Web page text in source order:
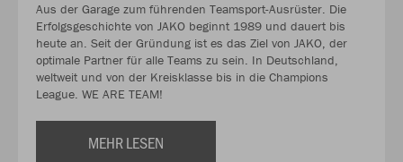
Aus der Garage zum führenden Teamsport-Ausrüster. Die
Erfolgsgeschichte von JAKO beginnt 1989 und dauert bis
heute an. Seit der Gründung ist es das Ziel von JAKO, der
optimale Partner für alle Teams zu sein. In Deutschland,
weltweit und von der Kreisklasse bis in die Champions
League. WE ARE TEAM!
MEHR LESEN